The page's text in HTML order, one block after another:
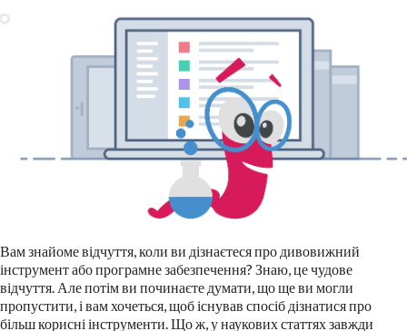
Вам знайоме відчуття, коли ви дізнаєтеся про дивовижний
інструмент або програмне забезпечення? Знаю, це чудове
відчуття. Але потім ви починаєте думати, що ще ви могли
пропустити, і вам хочеться, щоб існував спосіб дізнатися про
більш корисні інструменти. Що ж, у наукових статтях завжди